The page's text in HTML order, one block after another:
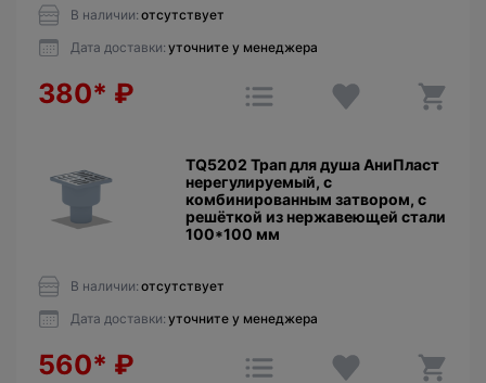
В наличии: отсутствует
Дата доставки: уточните у менеджера
380* ₽
TQ5202 Трап для душа АниПласт
нерегулируемый, с
комбинированным затвором, с
решёткой из нержавеющей стали
100*100 мм
В наличии: отсутствует
Дата доставки: уточните у менеджера
560* ₽